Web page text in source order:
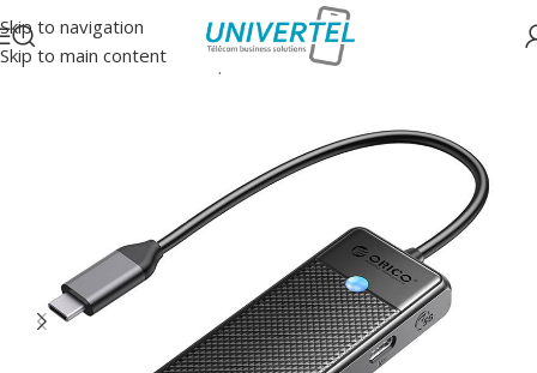
Skip to navigation
Skip to main content
Accueil/Accessoires